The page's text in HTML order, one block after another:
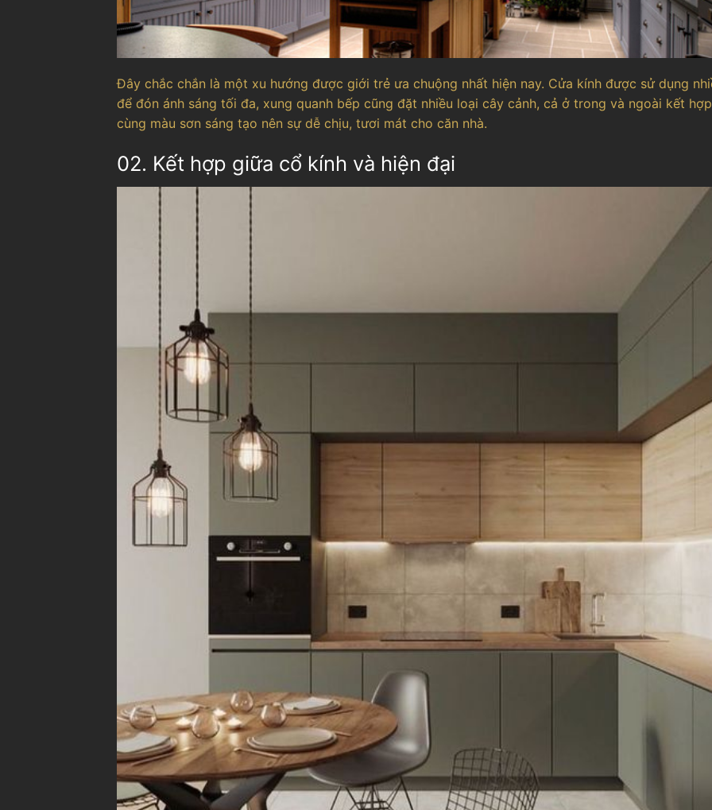
Đây chắc chắn là một xu hướng được giới trẻ ưa chuộng nhất hiện nay. Cửa kính được sử dụng
để đón ánh sáng tối đa, xung quanh bếp cũng đặt nhiều loại cây cảnh, cả ở trong và ngoài kết hợp
cùng màu sơn sáng tạo nên sự dễ chịu, tươi mát cho căn nhà.
02. Kết hợp giữa cổ kính và hiện đại